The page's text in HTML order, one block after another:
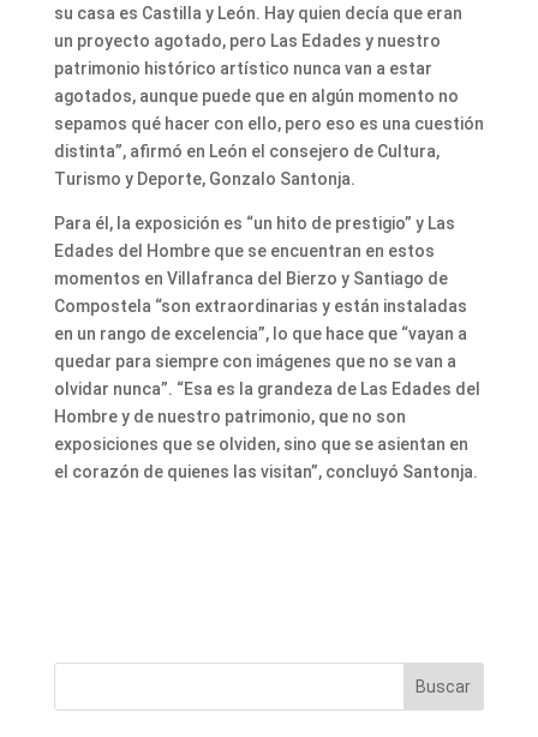
su casa es Castilla y León. Hay quien decía que eran
un proyecto agotado, pero Las Edades y nuestro
patrimonio histórico artístico nunca van a estar
agotados, aunque puede que en algún momento no
sepamos qué hacer con ello, pero eso es una cuestión
distinta”, afirmó en León el consejero de Cultura,
Turismo y Deporte, Gonzalo Santonja.
Para él, la exposición es “un hito de prestigio” y Las
Edades del Hombre que se encuentran en estos
momentos en Villafranca del Bierzo y Santiago de
Compostela “son extraordinarias y están instaladas
en un rango de excelencia”, lo que hace que “vayan a
quedar para siempre con imágenes que no se van a
olvidar nunca”. “Esa es la grandeza de Las Edades del
Hombre y de nuestro patrimonio, que no son
exposiciones que se olviden, sino que se asientan en
el corazón de quienes las visitan”, concluyó Santonja.